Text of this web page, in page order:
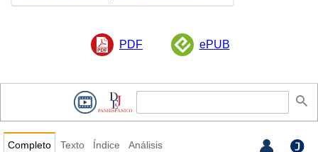
PDF ePUB
Completo Texto Índice Análisis